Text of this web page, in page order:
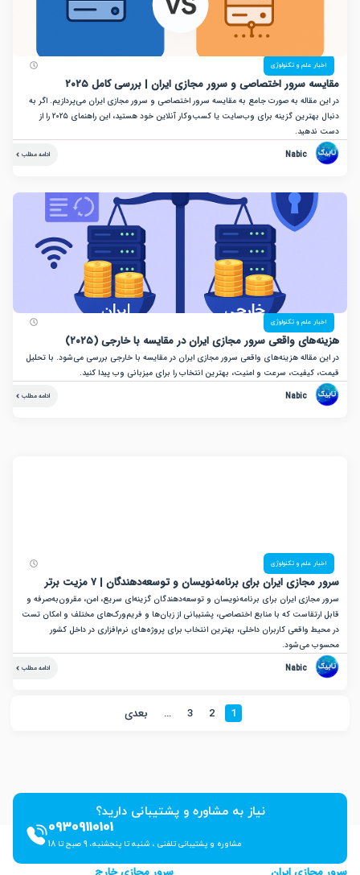
علم و تکنولوژی
سرور اختصاصی و سرور مجازی ایران | بررسی کامل ۲۰۲۵
مقاله به صورت جامع به مقایسه سرور اختصاصی و سرور مجازی ایران می‌پردازیم. اگر به
دنبال بهترین گزینه برای وب‌سایت یا کسب‌وکار آنلاین خود هستید، این راهنمای ۲۰۲۵ را از
Nabic
علم و تکنولوژی
واقعی سرور مجازی ایران در مقایسه با خارجی (۲۰۲۵)
مقاله هزینه‌های واقعی سرور مجازی ایران در مقایسه با خارجی بررسی می‌شود. با تحلیل
سرعت و امنیت، بهترین انتخاب را برای میزبانی وب پیدا کنید.
Nabic
علم و تکنولوژی
ایران برای برنامه‌نویسان و توسعه‌دهندگان | ۷ مزیت برتر
ایران برای برنامه‌نویسان و توسعه‌دهندگان گزینه‌ای سریع، امن، مقرون‌به‌صرفه و
که با منابع اختصاصی، پشتیبانی از زبان‌ها و فریم‌ورک‌های مختلف و امکان تست
واقعی کاربران داخلی، بهترین انتخاب برای پروژه‌های نرم‌افزاری در داخل کشور
می‌شود.
Nabic
3
… بعدی
نیاز به مشاوره و پشتیبانی دارید؟
09309110101
مشاوره و پشتیبانی تلفنی ، شنبه تا پنجشنبه، 9 صبح تا 18